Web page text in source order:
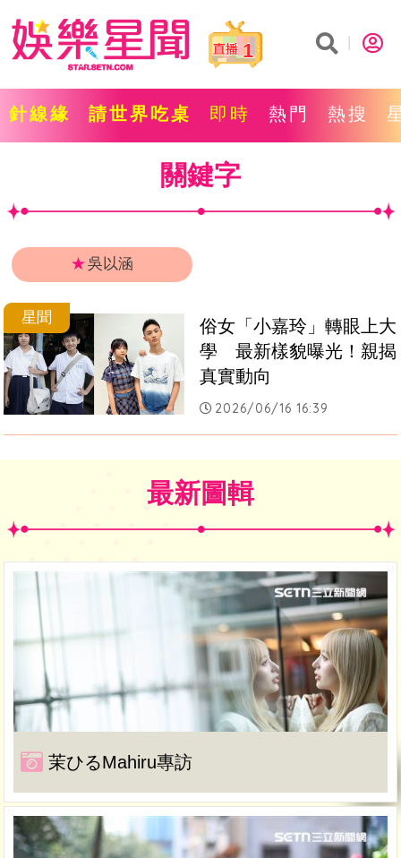
1
針線緣 請世界吃桌 即時 熱門 熱搜
關鍵字
★吳以涵
星聞
俗女「小嘉玲」轉眼上大
學　最新樣貌曝光！親揭
真實動向
2026/06/16 16:39
最新圖輯
茉ひるMahiru專訪